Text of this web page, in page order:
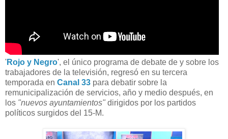
'Rojo y Negro', el único programa de debate de y sobre los
trabajadores de la televisión, regresó en su tercera
temporada en Canal 33 para debatir sobre la
remunicipalización de servicios, año y medio después, en
los "nuevos ayuntamientos" dirigidos por los partidos
políticos surgidos del 15-M.